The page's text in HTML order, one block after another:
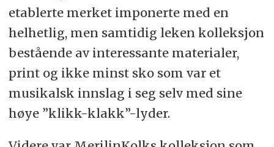
etablerte merket imponerte med en
helhetlig, men samtidig leken kolleksjon
bestående av interessante materialer,
print og ikke minst sko som var et
musikalsk innslag i seg selv med sine
høye ”klikk-klakk”-lyder.